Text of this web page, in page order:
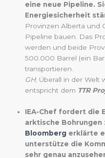
eine neue Pipeline.
Energiesicherheit
Provinzen Alberta und
Pipeline bauen. Das
werden und beide
500.000 Barrel (ein
transportieren.
GH; Überall in der Welt
entspricht dem TTR
IEA-Chef fordert die
arktische Bohrungen
Bloomberg erklärte
unterstütze die
sehr genau